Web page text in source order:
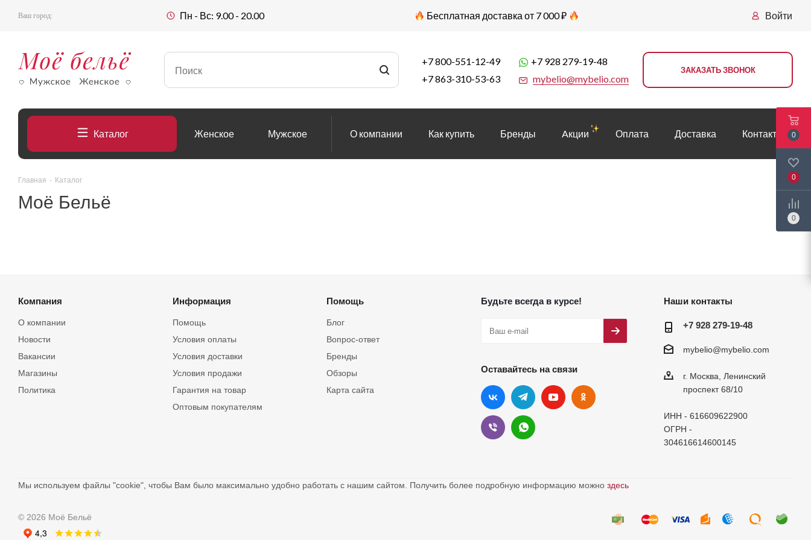
Ваш город: Пн - Вс: 9.00 - 20.00 Бесплатная доставка от 7 000 ₽ Войти
+7 800-551-12-49
+7 863-310-53-63
+7 928 279-19-48
mybelio@mybelio.com
ЗАКАЗАТЬ ЗВОНОК
Каталог Женское Мужское О компании Как купить Бренды Aкции Оплата Доставка Контакты
Главная - Каталог
Моё Бельё
Компания
О компании
Новости
Вакансии
Магазины
Политика
Информация
Помощь
Условия оплаты
Условия доставки
Условия продажи
Гарантия на товар
Оптовым покупателям
Помощь
Блог
Вопрос-ответ
Бренды
Обзоры
Карта сайта
Будьте всегда в курсе!
Оставайтесь на связи
Наши контакты
+7 928 279-19-48
mybelio@mybelio.com
г. Москва, Ленинский
проспект 68/10
ИНН - 616609622900
ОГРН -
304616614600145
Мы используем файлы "cookie", чтобы Вам было максимально удобно работать с нашим сайтом. Получить более подробную информацию можно здесь
© 2026 Моё Бельё
0
0
0